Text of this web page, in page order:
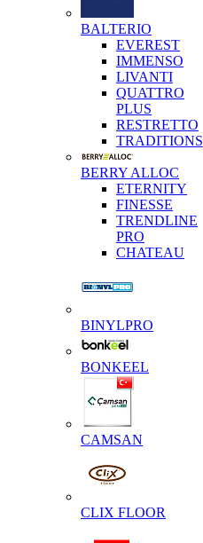
BALTERIO
EVEREST
IMMENSO
LIVANTI
QUATTRO
PLUS
RESTRETTO
TRADITIONS
BERRY ALLOC
ETERNITY
FINESSE
TRENDLINE
PRO
CHATEAU
BINYLPRO
BONKEEL
CAMSAN
CLIX FLOOR